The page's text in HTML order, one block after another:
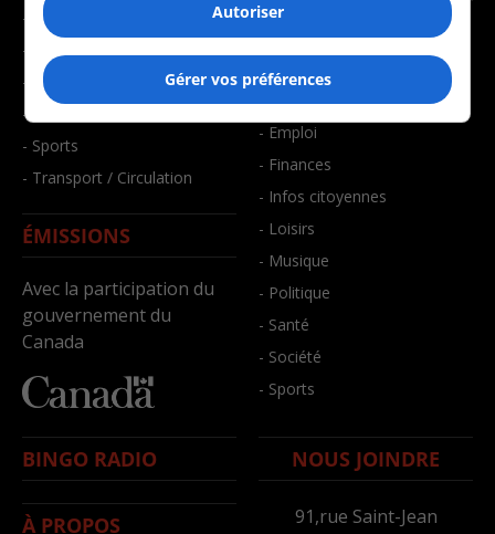
- Éducation
- Environnement
- Faits divers
- Santé et bien-être
- Sports
- Transport / Circulation
ÉMISSIONS
Avec la participation du
gouvernement du
Canada
- Affaires
- Art de vivre
- Bien-être
- Emploi
- Finances
- Infos citoyennes
- Loisirs
- Musique
- Politique
- Santé
- Société
- Sports
BINGO RADIO
À PROPOS
NOUS JOINDRE
91,rue Saint-Jean
Autoriser
Gérer vos préférences